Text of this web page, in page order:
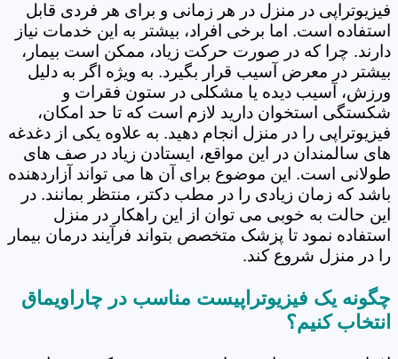
فیزیوتراپی در منزل در هر زمانی و برای هر فردی قابل
استفاده است. اما برخی افراد، بیشتر به این خدمات نیاز
دارند. چرا که در صورت حرکت زیاد، ممکن است بیمار،
بیشتر در معرض آسیب قرار بگیرد. به ویژه اگر به دلیل
ورزش، آسیب دیده یا مشکلی در ستون فقرات و
شکستگی استخوان دارید لازم است که تا حد امکان،
فیزیوتراپی را در منزل انجام دهید. به علاوه یکی از دغدغه
های سالمندان در این مواقع، ایستادن زیاد در صف های
طولانی است. این موضوع برای آن ها می تواند آزاردهنده
باشد که زمان زیادی را در مطب دکتر، منتظر بمانند. در
این حالت به خوبی می توان از این راهکار در منزل
استفاده نمود تا پزشک متخصص بتواند فرآیند درمان بیمار
را در منزل شروع کند.
چگونه یک فیزیوتراپیست مناسب در چاراویماق
انتخاب کنیم؟